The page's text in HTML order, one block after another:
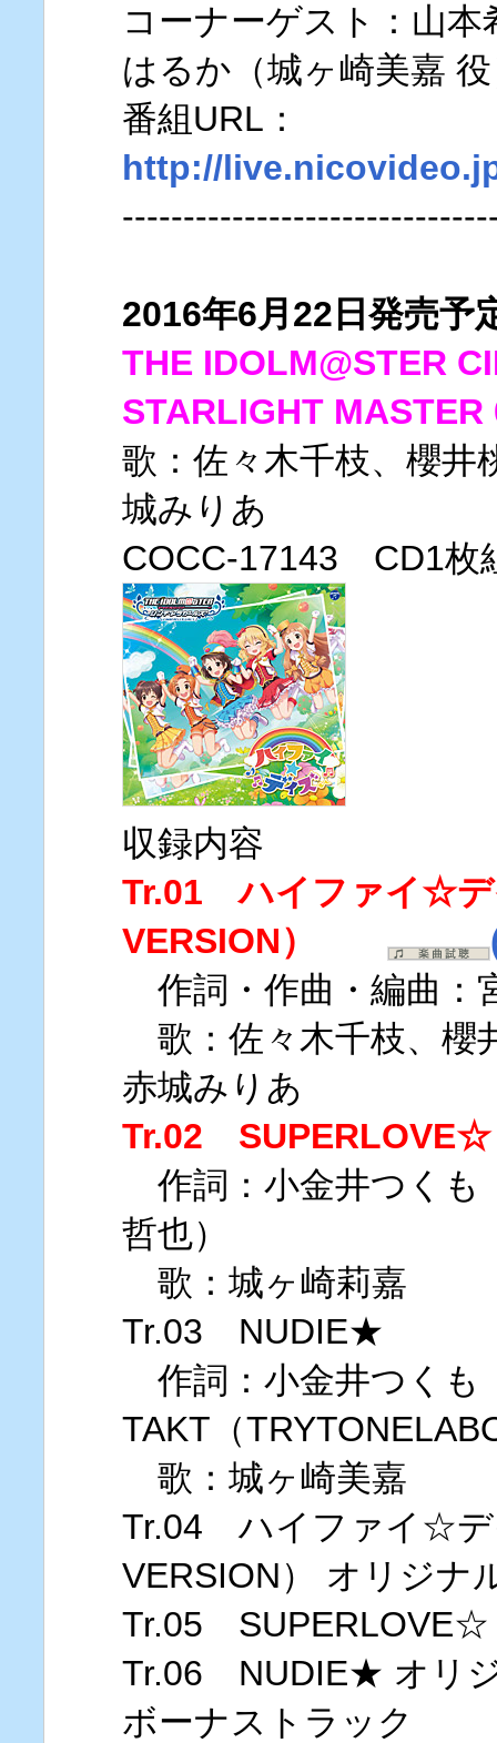
コーナーゲスト：山
はるか（城ヶ崎美嘉
番組URL：
http://
2016年6月22日発売予
THE IDOLM@STER
STARLIGHT
歌：佐々木千枝、櫻井
城みりあ
COCC-17143 CD1枚
収録内容
Tr.01 ハイファイ☆デ
VERSION）
作詞・作曲・編曲：
歌：佐々木千枝、櫻
赤城みりあ
Tr.02 SUPERLOVE☆
作詞：小金井つく
哲也）
歌：城ヶ崎莉嘉
Tr.03 NUDIE★
作詞：小金井つく
TAKT（
歌：城ヶ崎美嘉
Tr.04 ハイファイ☆デ
VERSION） オリジナ
Tr.05 SUPERLOVE☆
Tr.06 NUDIE★ オリ
ボーナストラック